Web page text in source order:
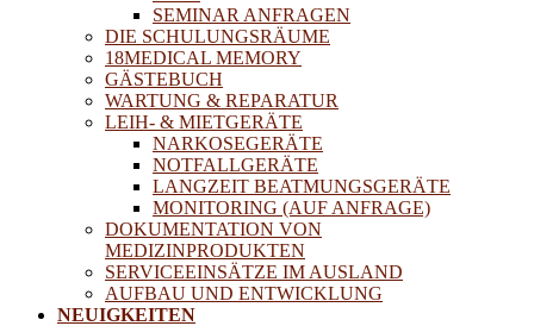
SEMINAR ANFRAGEN
DIE SCHULUNGSRÄUME
18MEDICAL MEMORY
GÄSTEBUCH
WARTUNG & REPARATUR
LEIH- & MIETGERÄTE
NARKOSEGERÄTE
NOTFALLGERÄTE
LANGZEIT BEATMUNGSGERÄTE
MONITORING (AUF ANFRAGE)
DOKUMENTATION VON
MEDIZINPRODUKTEN
SERVICEEINSÄTZE IM AUSLAND
AUFBAU UND ENTWICKLUNG
NEUIGKEITEN